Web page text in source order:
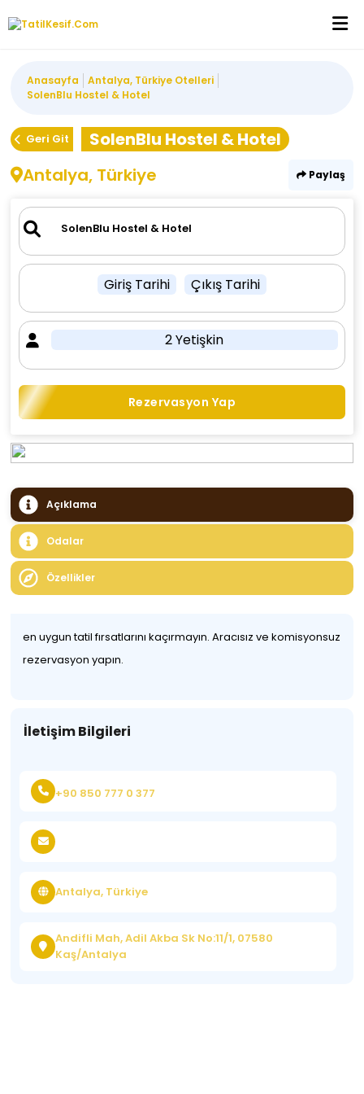
Anasayfa
Antalya, Türkiye Otelleri
SolenBlu Hostel & Hotel
Geri Git
SolenBlu Hostel & Hotel
Antalya, Türkiye
Paylaş
Giriş Tarihi Çıkış Tarihi
2 Yetişkin
Rezervasyon Yap
Açıklama
Odalar
Özellikler
en uygun tatil fırsatlarını kaçırmayın. Aracısız ve komisyonsuz
rezervasyon yapın.
İletişim Bilgileri
+90 850 777 0 377
Antalya, Türkiye
Andifli Mah, Adil Akba Sk No:11/1, 07580
Kaş/Antalya